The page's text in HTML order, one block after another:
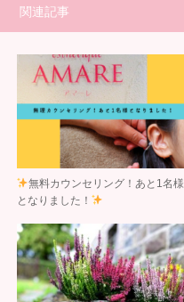
関連記事
無料カウンセリング！あと1名様
となりました！